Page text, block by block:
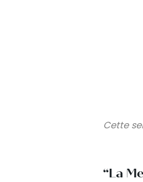
Cette
“La